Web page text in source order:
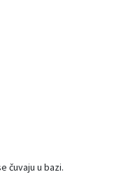
čuvaju u bazi.